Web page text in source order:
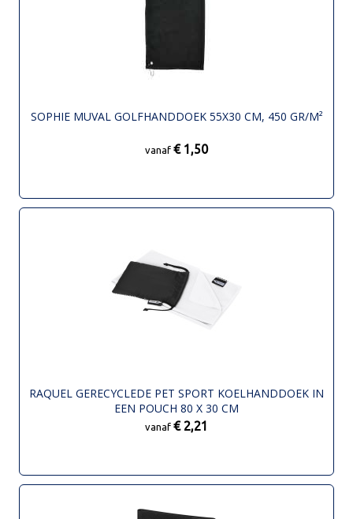
SOPHIE MUVAL GOLFHANDDOEK 55X30 CM, 450 GR/M²
vanaf € 1,50
RAQUEL GERECYCLEDE PET SPORT KOELHANDDOEK IN
EEN POUCH 80 X 30 CM
vanaf € 2,21